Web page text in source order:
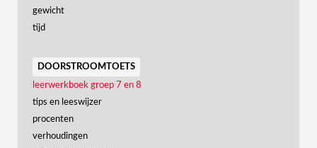
gewicht
tijd
doorstroomtoets
leerwerkboek groep 7 en 8
tips en leeswijzer
procenten
verhoudingen